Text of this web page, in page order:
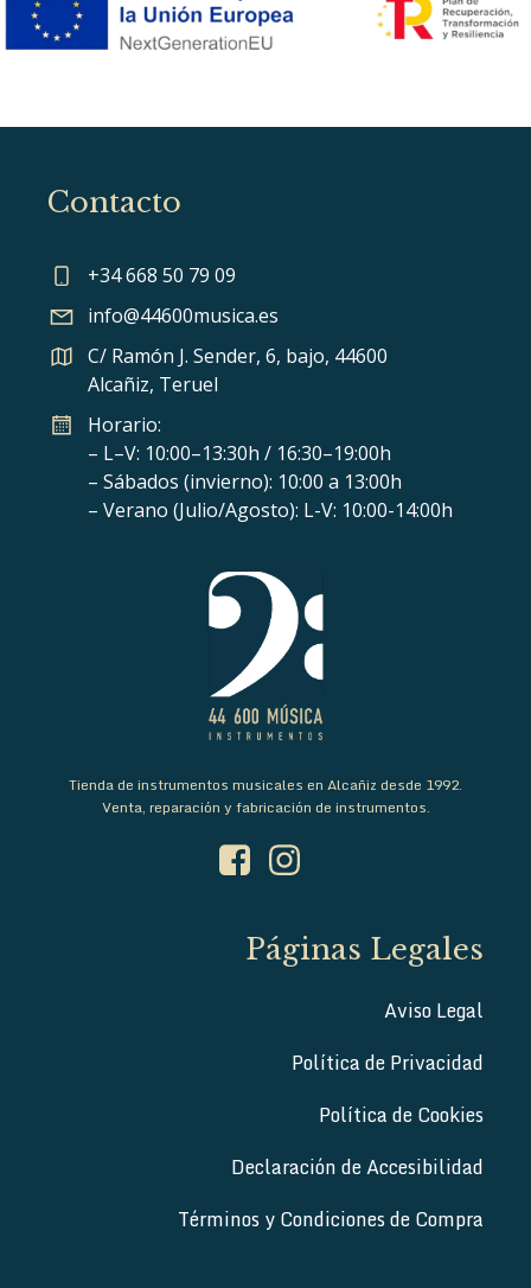
Contacto
+34 668 50 79 09
info@44600musica.es
C/ Ramón J. Sender, 6, bajo, 44600
Alcañiz, Teruel
Horario:
– L–V: 10:00–13:30h / 16:30–19:00h
– Sábados (invierno): 10:00 a 13:00h
– Verano (Julio/Agosto): L-V: 10:00-14:00h
Tienda de instrumentos musicales en Alcañiz desde 1992.
Venta, reparación y fabricación de instrumentos.
Páginas Legales
Aviso Legal
Política de Privacidad
Política de Cookies
Declaración de Accesibilidad
Términos y Condiciones de Compra